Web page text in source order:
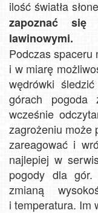
ilość światła
zapoznać się
lawinowymi.
Podczas spaceru
i w miarę
wędrówki
górach pogoda
wcześnie
zagrożeniu może
zareagować i
najlepiej w
pogody dla
zmianą
i temperatura. Im